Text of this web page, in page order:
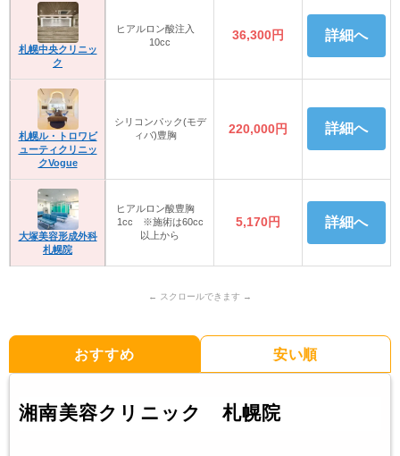
札幌中央クリニッ
ク
ヒアルロン酸注入
10cc
36,300円 詳細へ
札幌ル・トロワビ
ューティクリニッ
クVogue
シリコンパック(モデ
ィバ)豊胸
220,000円 詳細へ
大塚美容形成外科
札幌院
ヒアルロン酸豊胸
1cc ※施術は60cc
以上から
5,170円 詳細へ
おすすめ 安い順
湘南美容クリニック 札幌院